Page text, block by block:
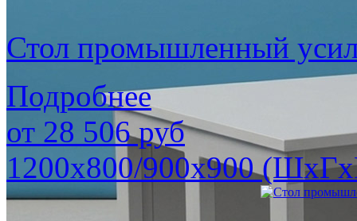
Стол промышленный
Подробнее
от 28 506руб
1200х800/900х900